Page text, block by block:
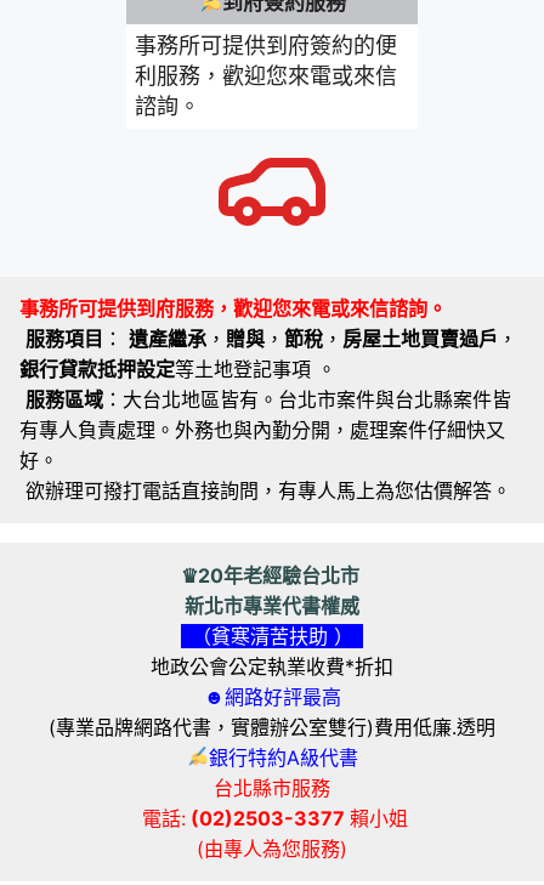
事務所可提供到府簽約的便
利服務，歡迎您來電或來信
諮詢。
事務所可提供到府服務，歡迎您來電或來信諮詢。
服務項目 ： 遺產繼承 ， 贈與 ， 節稅 ， 房屋土地買賣過戶 ，
銀行貸款抵押設定等土地登記事項 。
服務區域 ：大台北地區皆有。台北市案件與台北縣案件皆
有專人負責處理。外務也與內勤分開，處理案件仔細快又
好。
欲辦理可撥打電話直接詢問，有專人馬上為您估價解答。
♛20年老經驗台北市
新北市專業代書權威
（貧寒清苦扶助 ）
地政公會公定執業收費*折扣
☻網路好評最高
(專業品牌網路代書，實體辦公室雙行)費用低廉.透明
銀行特約A級代書
台北縣市服務
電話: (02)2503-3377 賴小姐
(由專人為您服務)